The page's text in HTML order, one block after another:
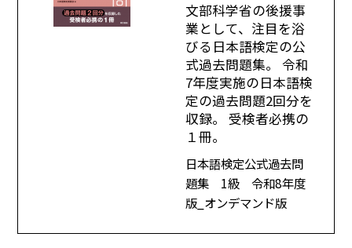
文部科学省の後援事
業として、注目を浴
びる日本語検定の公
式過去問題集。 令和
7年度実施の日本語検
定の過去問題2回分を
収録。 受検者必携の
１冊。
日本語検定公式過去問
題集 1級 令和8年度
版_オンデマンド版